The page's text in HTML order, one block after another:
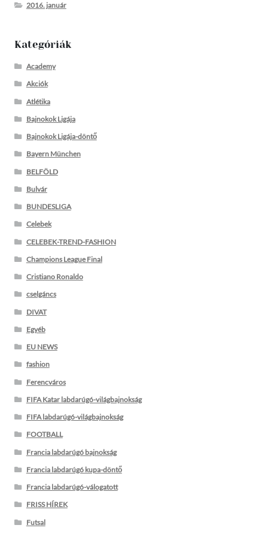
2016. január
Kategóriák
Academy
Akciók
Atlétika
Bajnokok Ligája
Bajnokok Ligája-döntő
Bayern München
BELFÖLD
Bulvár
BUNDESLIGA
Celebek
CELEBEK-TREND-FASHION
Champions League Final
Cristiano Ronaldo
cselgáncs
DIVAT
Egyéb
EU NEWS
fashion
Ferencváros
FIFA Katar labdarúgó-világbajnokság
FIFA labdarúgó-világbajnokság
FOOTBALL
Francia labdarúgó bajnokság
Francia labdarúgó kupa-döntő
Francia labdarúgó-válogatott
FRISS HÍREK
Futsal